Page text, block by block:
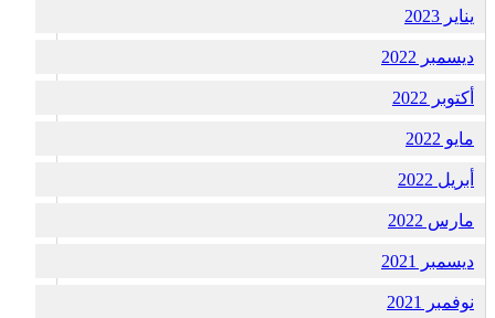
يناير 2023
ديسمبر 2022
أكتوبر 2022
مايو 2022
أبريل 2022
مارس 2022
ديسمبر 2021
نوفمبر 2021